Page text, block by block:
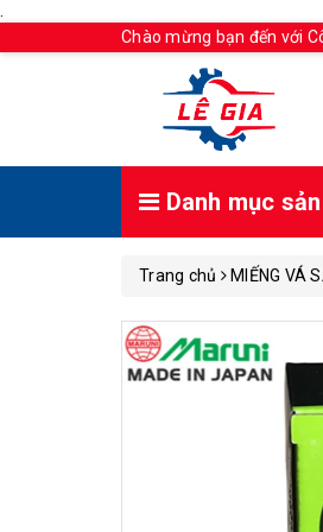
Chào mừng bạn đến với
Danh mục
Trang chủ MIẾNG VÁ